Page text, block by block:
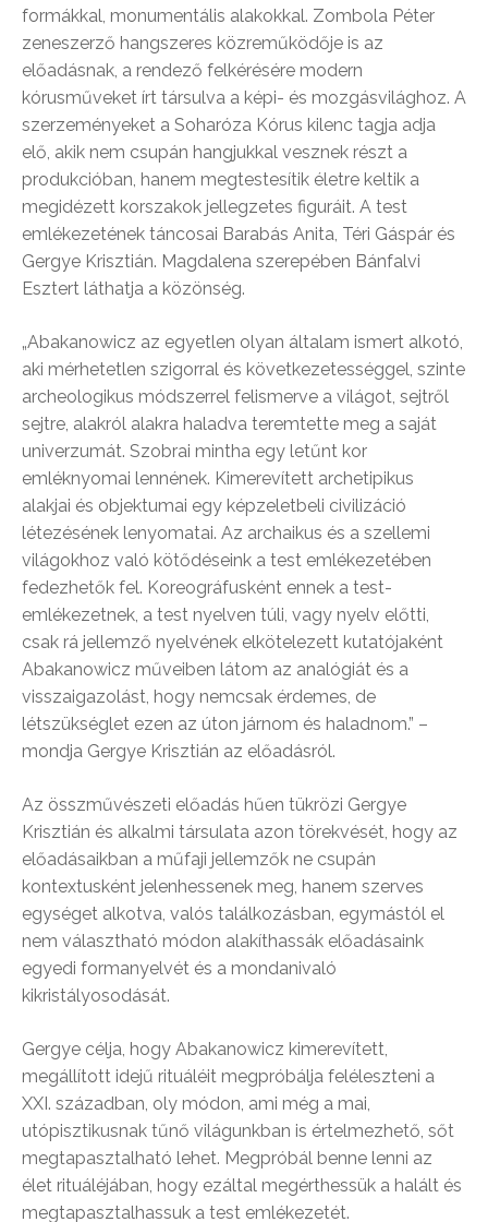
formákkal, monumentális alakokkal. Zombola Péter
zeneszerző hangszeres közreműködője is az
előadásnak, a rendező felkérésére modern
kórusműveket írt társulva a képi- és mozgásvilághoz. A
szerzeményeket a Soharóza Kórus kilenc tagja adja
elő, akik nem csupán hangjukkal vesznek részt a
produkcióban, hanem megtestesítik életre keltik a
megidézett korszakok jellegzetes figuráit. A test
emlékezetének táncosai Barabás Anita, Téri Gáspár és
Gergye Krisztián. Magdalena szerepében Bánfalvi
Esztert láthatja a közönség.
„Abakanowicz az egyetlen olyan általam ismert alkotó,
aki mérhetetlen szigorral és következetességgel, szinte
archeologikus módszerrel felismerve a világot, sejtről
sejtre, alakról alakra haladva teremtette meg a saját
univerzumát. Szobrai mintha egy letűnt kor
emléknyomai lennének. Kimerevített archetipikus
alakjai és objektumai egy képzeletbeli civilizáció
létezésének lenyomatai. Az archaikus és a szellemi
világokhoz való kötődéseink a test emlékezetében
fedezhetők fel. Koreográfusként ennek a test-
emlékezetnek, a test nyelven túli, vagy nyelv előtti,
csak rá jellemző nyelvének elkötelezett kutatójaként
Abakanowicz műveiben látom az analógiát és a
visszaigazolást, hogy nemcsak érdemes, de
létszükséglet ezen az úton járnom és haladnom.” –
mondja Gergye Krisztián az előadásról.
Az összművészeti előadás hűen tükrözi Gergye
Krisztián és alkalmi társulata azon törekvését, hogy az
előadásaikban a műfaji jellemzők ne csupán
kontextusként jelenhessenek meg, hanem szerves
egységet alkotva, valós találkozásban, egymástól el
nem választható módon alakíthassák előadásaink
egyedi formanyelvét és a mondanivaló
kikristályosodását.
Gergye célja, hogy Abakanowicz kimerevített,
megállított idejű rituáléit megpróbálja feléleszteni a
XXI. században, oly módon, ami még a mai,
utópisztikusnak tűnő világunkban is értelmezhető, sőt
megtapasztalható lehet. Megpróbál benne lenni az
élet rituáléjában, hogy ezáltal megérthessük a halált és
megtapasztalhassuk a test emlékezetét.